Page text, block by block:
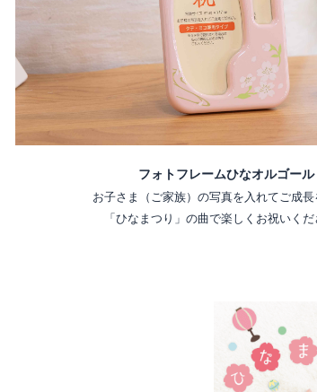
フォトフレームひなオルゴール
お子さま（ご家族）の写真を入れてご成長
「ひなまつり」の曲で楽しくお祝いくだ